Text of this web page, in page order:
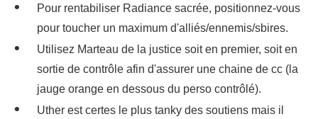
Pour rentabiliser Radiance sacrée, positionnez-vous
pour toucher un maximum d'alliés/ennemis/sbires.
Utilisez Marteau de la justice soit en premier, soit en
sortie de contrôle afin d'assurer une chaine de cc (la
jauge orange en dessous du perso contrôlé).
Uther est certes le plus tanky des soutiens mais il